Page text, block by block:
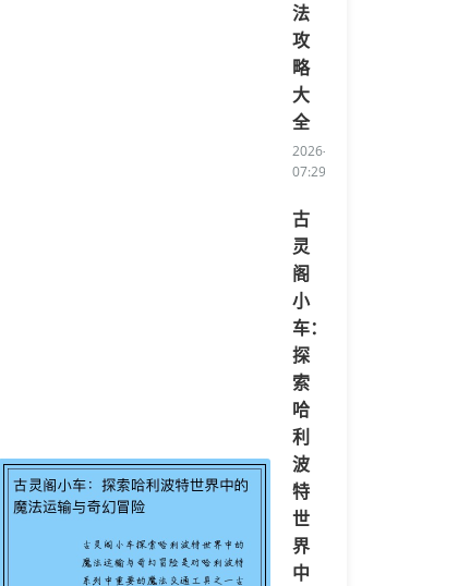
法
攻
略
大
全
2026-08-04
07:29:11/li>
古
灵
阁
小
车：
探
索
哈
利
波
特
世
界
中